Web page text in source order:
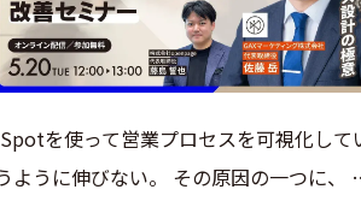
を使って営業プロセスを可視化して
うに伸びない。 その原因の一つに、